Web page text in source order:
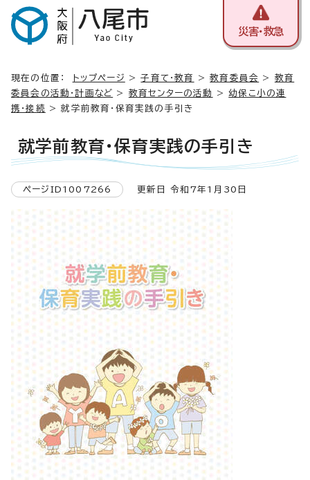
災害・救急
現在の位置： トップページ >子育て・教育 >教育委員会 > 教育
委員会の活動・計画など > 教育センターの活動 >幼保こ小の連
携・接続
> 就学前教育・保育実践の手引き
就学前教育・保育実践の手引き
ページID1007266 更新日 令和7年1月30日